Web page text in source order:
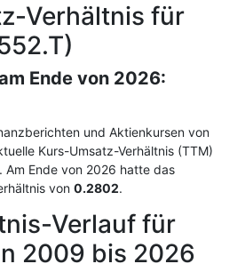
Verhältnis für
Ende von 2026:
und Aktienkursen von
Kurs-Umsatz-Verhältnis (TTM)
. Am Ende von 2026 hatte das
von 0.2802.
Verlauf für
2009 bis 2026